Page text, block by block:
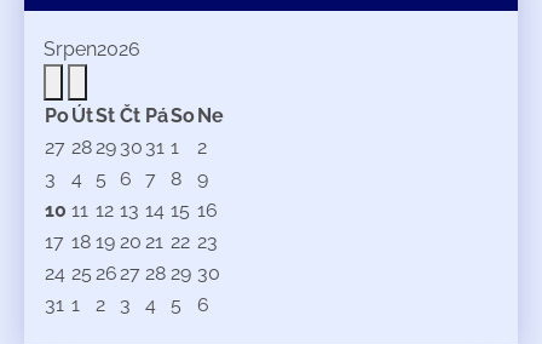
Srpen2026
PoÚtSt Čt PáSoNe
27 2829 30 31 1
2
3
4 5 6 7 8
9
10 11 12 13 14 15 16
17 18 19 20 21 22 23
24 25 2627 28 29 30
31 1 2 3 4 5 6